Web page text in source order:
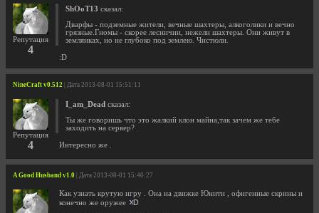
Репутация
4
ShOoT13 сказал:
Дварфы - подземные жители, вечные шахтеры, алкоголики и вечно
грязные.Гномы - скорее лесничии, нежели шахтеры. Они живут в
землянках, но не глубоко под землею. Чистюли.
:D
NineCraft v0.512 | Дата 2013-08-01 15:51:11
Репутация
4
I_am_Dead сказал:
Ты же говоришь что это жалкий клон майна,так зачем же тебе
заходить на сервер?
Интересно же .
A Good Husband v1.0 | Дата 2013-08-01 15:40:27
Как узнать крутую игру . Она на движке Юнити , офигенные скрины и
конечно же оружее